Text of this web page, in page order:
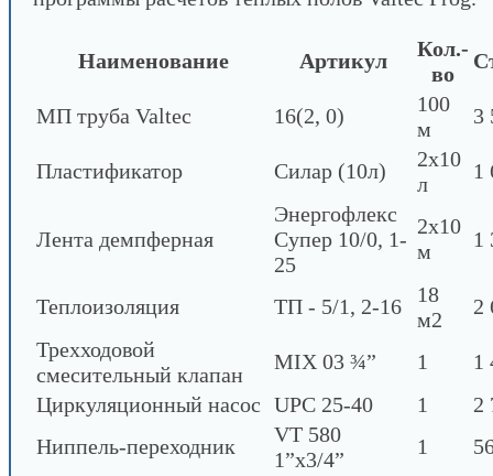
Наименование Артикул
Кол.-
во
МП труба Valtec 16(2, 0)
100
м
3
Пластификатор Силар (10л)
2х10
л
1
Лента демпферная
Энергофлекс
Супер 10/0, 1-
25
2х10
м
1
Теплоизоляция ТП - 5/1, 2-16
18
м2
2
Трехходовой
смесительный клапан
MIX 03 ¾” 1
1
Циркуляционный насос UPC 25-40 1
2
Ниппель-переходник
VT 580
1”х3/4”
1